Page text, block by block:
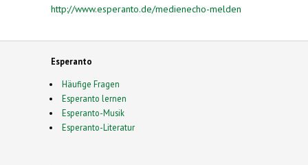
http://www.esperanto.de/medienecho-melden
Esperanto
Häufige Fragen
Esperanto lernen
Esperanto-Musik
Esperanto-Literatur